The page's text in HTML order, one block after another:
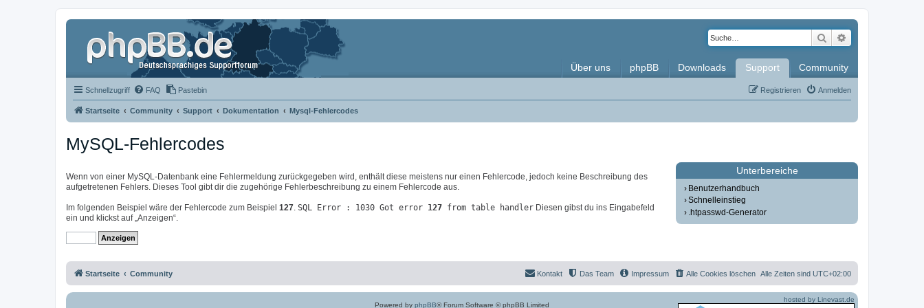
Suche
Über uns phpBB Downloads Support Community
Schnellzugriff FAQ Pastebin Anmelden
Registrieren
Startseite Community Support Dokumentation Mysql-Fehlercodes
MySQL-Fehlercodes
Wenn von einer MySQL-Datenbank eine Fehlermeldung zurückgegeben wird, enthält diese meistens nur einen Fehlercode, jedoch keine Beschreibung des
aufgetretenen Fehlers. Dieses Tool gibt dir die zugehörige Fehlerbeschreibung zu einem Fehlercode aus.
Im folgenden Beispiel wäre der Fehlercode zum Beispiel 127. SQL Error : 1030 Got error 127 from table handler Diesen gibst du ins Eingabefeld
ein und klickst auf „Anzeigen“.
Unterbereiche
Benutzerhandbuch
Schnelleinstieg
.htpasswd-Generator
Startseite Community Alle Zeiten sind UTC+02:00
Alle Cookies löschen
Impressum
Das Team
Kontakt
Powered by phpBB® Forum Software © phpBB Limited
hosted by Linevast.de